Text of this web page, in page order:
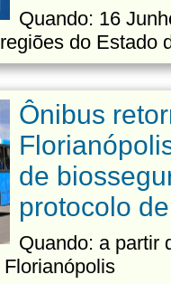
Quando: 16
do Estado
Ônibus
de
protocolo
Quando: a partir